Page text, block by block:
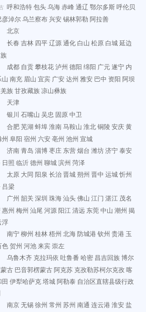
呼和浩特包头乌海赤峰通辽 鄂尔多斯呼伦贝
彦淖尔乌兰察布 兴安锡林郭勒 阿拉善
北京
长春 吉林 四平辽源通化 白山 松原 白城延边
成都 自贡攀枝花泸州 德阳 绵阳 广元遂宁 内
山 南充 眉山 宜宾 广安达州 雅安 巴中 资阳 阿坝
族甘孜藏族凉山彝族
天津
银川 石嘴山 吴忠 固原中卫
合肥芜湖 蚌埠淮南马鞍山 淮北铜陵 安庆黄
州 阜阳 宿州 六安亳州 池州 宣城
济南青岛 淄博枣庄 东营烟台 潍坊济宁泰安
日照 临沂德州 聊城滨州 菏泽
太原 大同 阳泉 长治晋城朔州 晋中 运城忻州
吕梁
广州 韶关 深圳 珠海汕头佛山 江门 湛江 茂名
惠州 梅州 汕尾 河源阳江清远 东莞中山 潮州 揭
浮
南宁柳州 桂林梧州 北海防城港钦州 贵港 玉
色贺州 河池来宾崇左
乌鲁木齐 克拉玛依 吐鲁番 哈密 昌吉回族博尔
古 巴音郭楞蒙古阿克苏 克孜勒苏柯尔克孜喀
田 伊犁哈萨克塔城阿勒泰 自治区直辖县级行政
南京无锡徐州 常州 苏州 南通 连云港淮安盐